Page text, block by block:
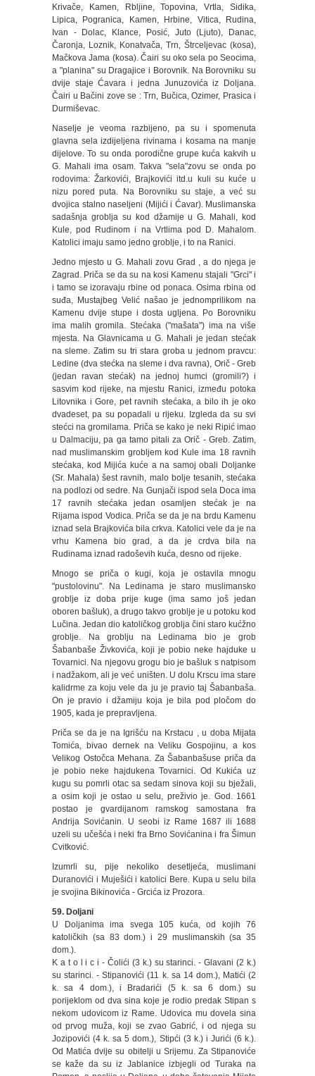
Krivače, Kamen, Rbljine, Topovina, Vrtla, Sidika,
Lipica, Pogranica, Kamen, Hrbine, Vitica, Rudina,
Ivan - Dolac, Klance, Posić, Juto (Ljuto), Danac,
Čaronja, Loznik, Konatvača, Trn, Štrceljevac (kosa),
Mačkova Jama (kosa). Čairi su oko sela po Seocima,
a "planina" su Dragajice i Borovnik. Na Borovniku su
dvije staje Ćavara i jedna Junuzovića iz Doljana.
Čairi u Bačini zove se : Trn, Bučica, Ozimer, Prasica i
Durmiševac.
Naselje je veoma razbijeno, pa su i spomenuta
glavna sela izdijeljena rivinama i kosama na manje
dijelove. To su onda porodične grupe kuća kakvih u
G. Mahali ima osam. Takva "sela"zovu se onda po
rodovima: Žarkovići, Brajkovići itd.u kuli su kuće u
nizu pored puta. Na Borovniku su staje, a već su
dvojica stalno naseljeni (Mijići i Ćavar). Muslimanska
sadašnja groblja su kod džamije u G. Mahali, kod
Kule, pod Rudinom i na Vrtlima pod D. Mahalom.
Katolici imaju samo jedno groblje, i to na Ranici.
Jedno mjesto u G. Mahali zovu Grad , a do njega je
Zagrad. Priča se da su na kosi Kamenu stajali "Grci" i
i tamo se izoravaju rbine od ponaca. Osima rbina od
suđa, Mustajbeg Velić našao je jednomprilikom na
Kamenu dvije stupe i dosta ugljena. Po Borovniku
ima malih gromila. Stećaka ("mašata") ima na više
mjesta. Na Glavnicama u G. Mahali je jedan stećak
na sleme. Zatim su tri stara groba u jednom pravcu:
Ledine (dva stećka na sleme i dva ravna), Orič - Greb
(jedan ravan stećak) na jednoj humci (gromili?) i
sasvim kod rijeke, na mjestu Ranici, između potoka
Litovnika i Gore, pet ravnih stećaka, a bilo ih je oko
dvadeset, pa su popadali u rijeku. Izgleda da su svi
stećci na gromilama. Priča se kako je neki Ripić imao
u Dalmaciju, pa ga tamo pitali za Orič - Greb. Zatim,
nad muslimanskim grobljem kod Kule ima 18 ravnih
stećaka, kod Mijića kuće a na samoj obali Doljanke
(Sr. Mahala) šest ravnih, malo bolje tesanih, stećaka
na podlozi od sedre. Na Gunjači ispod sela Doca ima
17 ravnih stećaka jedan osamljen stećak je na
Rijama ispod Vodica. Priča se da je na brdu Kamenu
iznad sela Brajkovića bila crkva. Katolici vele da je na
vrhu Kamena bio grad, a da je crdva bila na
Rudinama iznad radoševih kuća, desno od rijeke.
Mnogo se priča o kugi, koja je ostavila mnogu
"pustolovinu". Na Ledinama je staro muslimansko
groblje iz doba prije kuge (ima samo još jedan
oboren bašluk), a drugo takvo groblje je u potoku kod
Lučina. Jedan dio katoličkog groblja čini staro kućžno
groblje. Na groblju na Ledinama bio je grob
Šabanbaše Živkovića, koji je pobio neke hajduke u
Tovarnici. Na njegovu grogu bio je bašluk s natpisom
i nadžakom, ali je već uništen. U dolu Krscu ima stare
kalidrme za koju vele da ju je pravio taj Šabanbaša.
On je pravio i džamiju koja je bila pod pločom do
1905, kada je prepravljena.
Priča se da je na Igrišću na Krstacu , u doba Mijata
Tomića, bivao dernek na Veliku Gospojinu, a kos
Velikog Ostočca Mehana. Za Šabanbašuse priča da
je pobio neke hajdukena Tovarnici. Od Kukića uz
kugu su pomrli otac sa sedam sinova koji su bježali,
a osim koji je ostao u selu, preživio je. God. 1661
postao je gvardijanom ramskog samostana fra
Andrija Sovićanin. U seobi iz Rame 1687 ili 1688
uzeli su učešća i neki fra Brno Sovićanina i fra Šimun
Cvitković.
Izumrli su, pije nekoliko desetljeća, muslimani
Duranovići i Muješići i katolici Bere. Kupa u selu bila
je svojina Bikinovića - Grcića iz Prozora.
59. Doljani
U Doljanima ima svega 105 kuća, od kojih 76
katoličkih (sa 83 dom.) i 29 muslimanskih (sa 35
dom.).
K a t o l i c i - Čolići (3 k.) su starinci. - Glavani (2 k.)
su starinci. - Stipanovići (11 k. sa 14 dom.), Matići (2
k. sa 4 dom.), i Bradarići (5 k. sa 6 dom.) su
porijeklom od dva sina koje je rodio predak Stipan s
nekom udovicom iz Rame. Udovica mu dovela sina
od prvog muža, koji se zvao Gabrić, i od njega su
Jozipovići (4 k. sa 5 dom.), Stipći (3 k.) i Jurići (6 k.).
Od Matića dvije su obitelji u Srijemu. Za Stipanoviće
se kaže da su iz Jablanice izbjegli od Turaka na